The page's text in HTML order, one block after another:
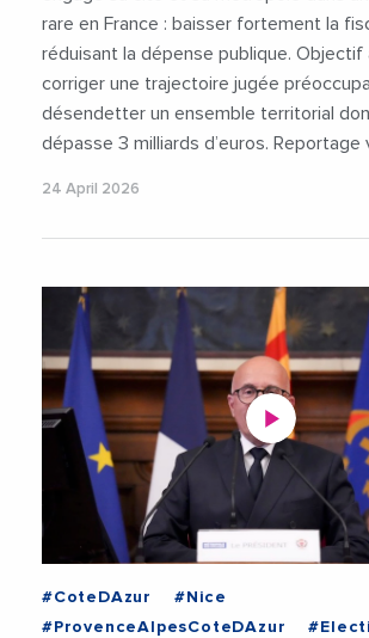
rare en France : baisser fortement la
réduisant la dépense publique. Objectif
corriger une trajectoire jugée
désendetter un ensemble territorial
dépasse 3 milliards d’euros. Reportage
24 April 2026
#CoteDAzur
#Nice
#ProvenceAlpesCoteDAzur